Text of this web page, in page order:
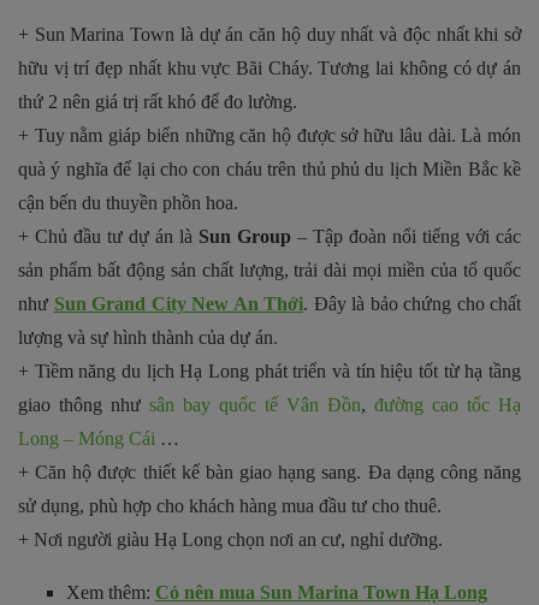
+ Sun Marina Town là dự án căn hộ duy nhất và độc nhất khi sở
hữu vị trí đẹp nhất khu vực Bãi Cháy. Tương lai không có dự án
thứ 2 nên giá trị rất khó để đo lường.
+ Tuy nằm giáp biển những căn hộ được sở hữu lâu dài. Là món
quà ý nghĩa để lại cho con cháu trên thủ phủ du lịch Miền Bắc kề
cận bến du thuyền phồn hoa.
+ Chủ đầu tư dự án là Sun Group – Tập đoàn nổi tiếng với các
sản phẩm bất động sản chất lượng, trải dài mọi miền của tổ quốc
như Sun Grand City New An Thới. Đây là bảo chứng cho chất
lượng và sự hình thành của dự án.
+ Tiềm năng du lịch Hạ Long phát triển và tín hiệu tốt từ hạ tầng
giao thông như sân bay quốc tế Vân Đồn, đường cao tốc Hạ
Long – Móng Cái …
+ Căn hộ được thiết kế bàn giao hạng sang. Đa dạng công năng
sử dụng, phù hợp cho khách hàng mua đầu tư cho thuê.
+ Nơi người giàu Hạ Long chọn nơi an cư, nghỉ dưỡng.
Xem thêm: Có nên mua Sun Marina Town Hạ Long